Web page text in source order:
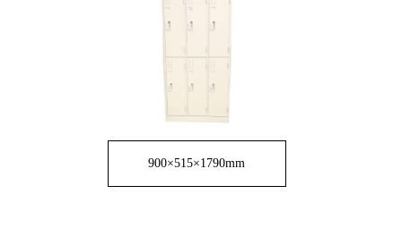
900×515×1790mm